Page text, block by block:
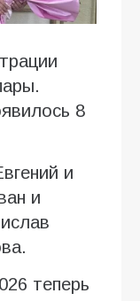
8
и
и
теперь